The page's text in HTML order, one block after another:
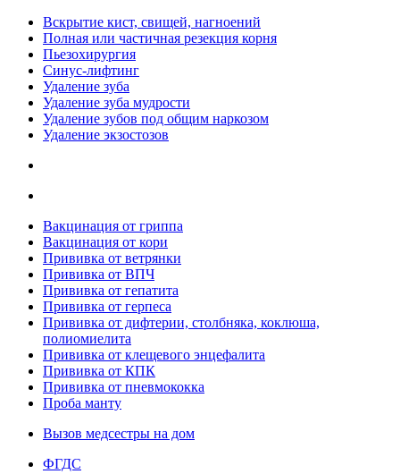
Вскрытие кист, свищей, нагноений
Полная или частичная резекция корня
Пьезохирургия
Синус-лифтинг
Удаление зуба
Удаление зуба мудрости
Удаление зубов под общим наркозом
Удаление экзостозов
Вакцинация от гриппа
Вакцинация от кори
Прививка от ветрянки
Прививка от ВПЧ
Прививка от гепатита
Прививка от герпеса
Прививка от дифтерии, столбняка, коклюша,
полиомиелита
Прививка от клещевого энцефалита
Прививка от КПК
Прививка от пневмококка
Проба манту
Вызов медсестры на дом
ФГДС